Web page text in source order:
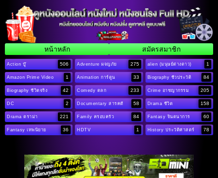
หน้าหลัก สมัครสมาชิก
Action บู๊ 506 Adventure ผจญภัย 275 alien (มนุษย์ต่างดาว) 1
Amazon Prime Video 1 Animation การ์ตูน 33 Biography ชีวประวัติ 84
Biography ชีวิตจริง 42 Comedy ตลก 233 Crime อาชญากรรม 205
DC 2 Documentary สารคดี 58 Drama ชีวิต 158
Drama ดราม่า 221 Family ครอบครัว 84 Fantasy จินตนาการ 60
Fantasy เทพนิยาย 36 HDTV 1 History ประวัติศาสตร์ 78